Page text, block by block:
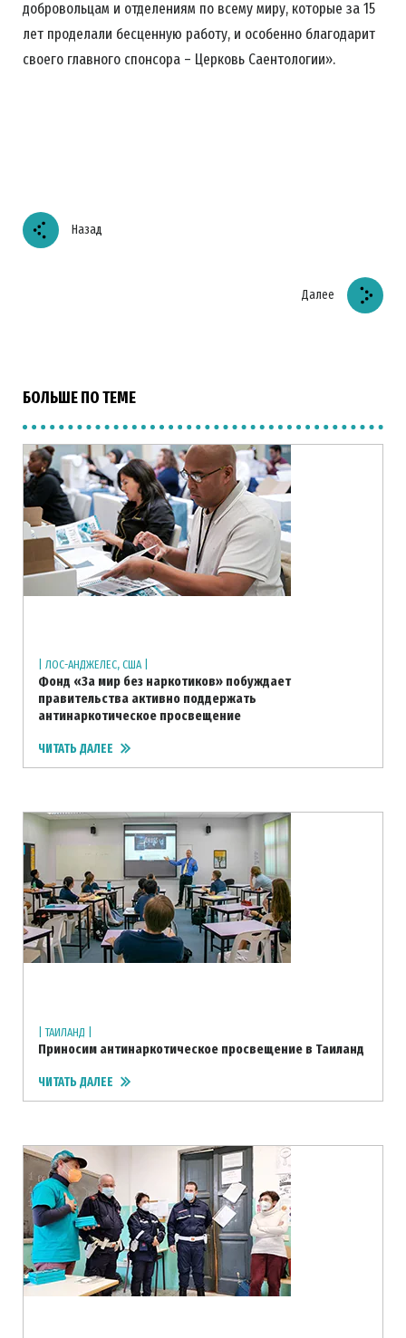
добровольцам и отделениям по всему миру, которые за 15
лет проделали бесценную работу, и особенно благодарит
своего главного спонсора – Церковь Саентологии».
Назад
Далее
БОЛЬШЕ ПО ТЕМЕ
| ЛОС-АНДЖЕЛЕС, США |
Фонд «За мир без наркотиков» побуждает
правительства активно поддержать
антинаркотическое просвещение
ЧИТАТЬ ДАЛЕЕ
| ТАИЛАНД |
Приносим антинаркотическое просвещение в Таиланд
ЧИТАТЬ ДАЛЕЕ